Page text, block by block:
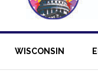
WISCONSIN